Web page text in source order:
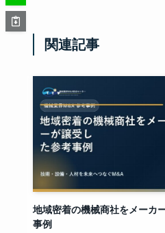
関連記事
地域密着の機械商社をメーカ
事例